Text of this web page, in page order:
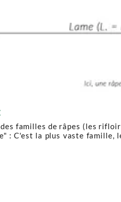
familles de râpes (les
: C'est la plus vaste famille,